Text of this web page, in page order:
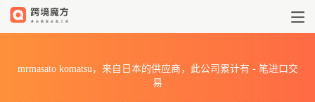
mrmasato komatsu，来自日本的供应商，此公司累计有 -笔进口交
易